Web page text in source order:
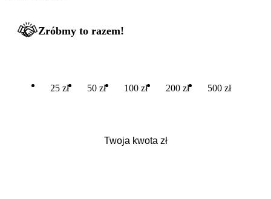
Zróbmy to razem!
25 zł 50 zł 100 zł 200 zł 500 zł